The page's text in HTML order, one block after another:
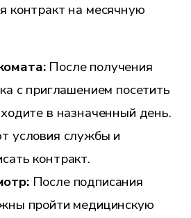
контракт на месячную
После получения
с приглашением посетить
в назначенный день.
условия службы и
контракт.
После подписания
пройти медицинскую